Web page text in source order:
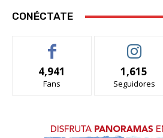
CONÉCTATE
4,941
Fans
1,615
Seguidores